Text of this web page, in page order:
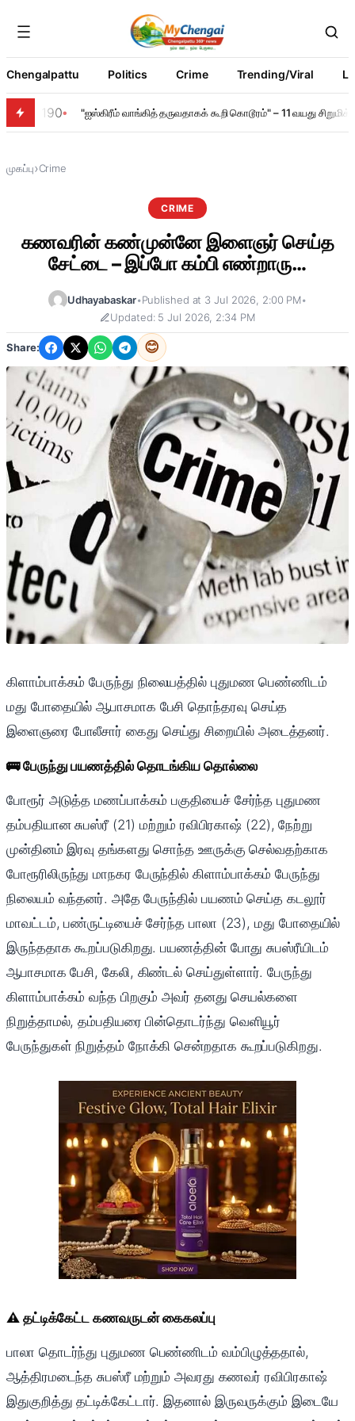
Chengalpattu Politics Crime Trending/Viral
190 "ஐஸ்கிரீம் வாங்கித் தருவதாகக் கூறி கொடூரம்" – 11 வயது
முகப்பு›Crime
CRIME
கணவரின் கண்முன்னே இளைஞர் செய்த
சேட்டை – இப்போ கம்பி எண்றாரு…
Udhayabaskar•Published at 3 Jul 2026, 2:00 PM•
Updated: 5 Jul 2026, 2:34 PM
Share: 😊
கிளாம்பாக்கம் பேருந்து நிலையத்தில் புதுமண பெண்ணிடம்
மது போதையில் ஆபாசமாக பேசி தொந்தரவு செய்த
இளைஞரை போலீசார் கைது செய்து சிறையில் அடைத்தனர்.
🚌 பேருந்து பயணத்தில் தொடங்கிய தொல்லை
போரூர் அடுத்த மணப்பாக்கம் பகுதியைச் சேர்ந்த புதுமண
தம்பதியான சுபஸ்ரீ (21) மற்றும் ரவிபிரகாஷ் (22), நேற்று
முன்தினம் இரவு தங்களது சொந்த ஊருக்கு செல்வதற்காக
போரூரிலிருந்து மாநகர பேருந்தில் கிளாம்பாக்கம் பேருந்து
நிலையம் வந்தனர். அதே பேருந்தில் பயணம் செய்த கடலூர்
மாவட்டம், பண்ருட்டியைச் சேர்ந்த பாலா (23), மது போதையில்
இருந்ததாக கூறப்படுகிறது. பயணத்தின் போது சுபஸ்ரீயிடம்
ஆபாசமாக பேசி, கேலி, கிண்டல் செய்துள்ளார். பேருந்து
கிளாம்பாக்கம் வந்த பிறகும் அவர் தனது செயல்களை
நிறுத்தாமல், தம்பதியரை பின்தொடர்ந்து வெளியூர்
பேருந்துகள் நிறுத்தம் நோக்கி சென்றதாக கூறப்படுகிறது.
⚠️ தட்டிக்கேட்ட கணவருடன் கைகலப்பு
பாலா தொடர்ந்து புதுமண பெண்ணிடம் வம்பிழுத்ததால்,
ஆத்திரமடைந்த சுபஸ்ரீ மற்றும் அவரது கணவர் ரவிபிரகாஷ்
இதுகுறித்து தட்டிக்கேட்டார். இதனால் இருவருக்கும் இடையே